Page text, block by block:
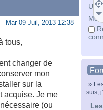
Mot
»
suis,
Mar 09 Juil, 2013 12:38
tous,
changer de
mon
sur la
acquise. Je me
(ou